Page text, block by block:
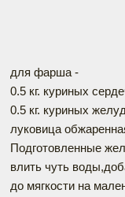
для фарша -
0.5 кг. куриных
0.5 кг. куриных
луковица
Подготовленные
влить чуть
до мягкости на